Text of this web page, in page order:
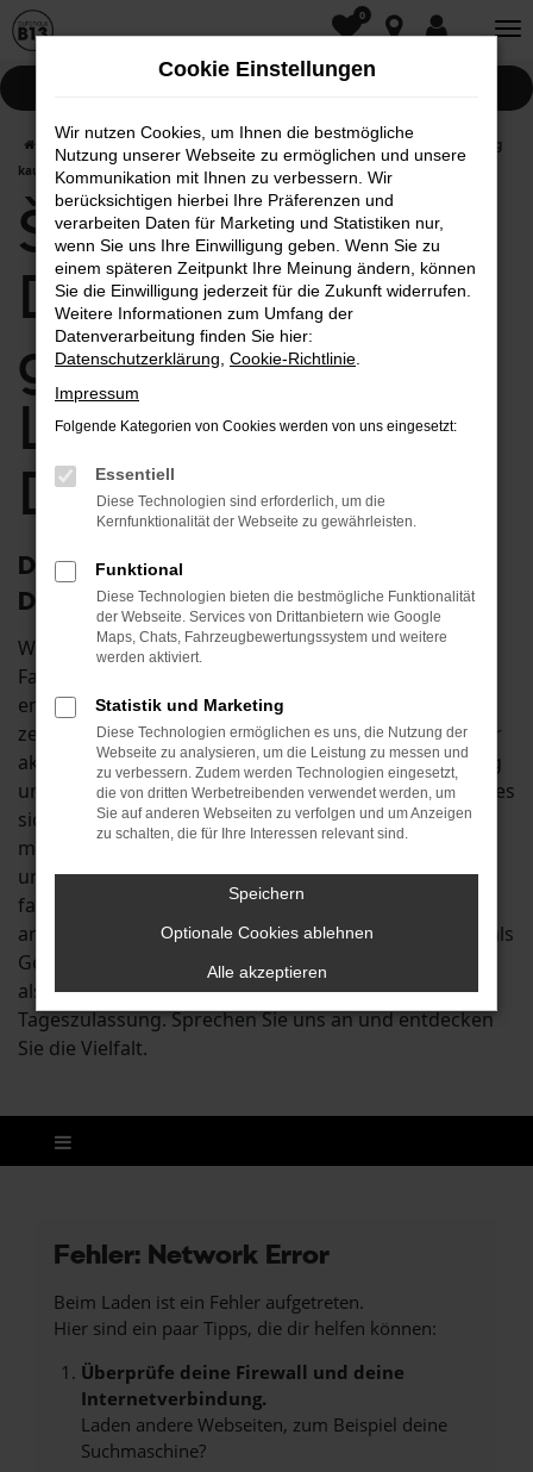
Zum
0
Škoda Rapid in Donauwörth günstig
kaufen | Lieferservice nach Donauwörth
Škoda Rapid in
Donauwörth
günstig kaufen |
Lieferservice nach
Donauwörth
Der Škoda Rapid: wie geschaffen für
Donauwörth
Wenn Sie auf der Suche nach einem passenden
Fahrzeug für Fahrten in und um Donauwörth sind,
empfehlen wir Ihnen den Škoda Rapid. Das Modell
zeichnet sich sowohl in der vorherigen als auch in der
aktuellen Generation durch seine solide Verarbeitung
und die herausragende Qualität aus. Zudem handelt es
sich um ein Fahrzeug für echte Individualisten, denn
mit kaum einem anderen Auto lässt sich in so vielen
unterschiedlichen Ausstattungen durch Donauwörth
fahren wie mit dem Škoda Rapid. In Ihrem Autohaus
an der B13 erhalten Sie diesen Traumwagen sowohl als
Gebraucht- und Jahreswagen zu Top-Preisen als auch
als günstigen Neuwagen oder als clevere
Tageszulassung. Sprechen Sie uns an und entdecken
Sie die Vielfalt.
Fehler: Network Error
Beim Laden ist ein Fehler aufgetreten.
Hier sind ein paar Tipps, die dir helfen können:
Überprüfe deine Firewall und deine
Internetverbindung.
Laden andere Webseiten, zum Beispiel deine
Suchmaschine?
Cookie Einstellungen
Wir nutzen Cookies, um Ihnen die bestmögliche
Nutzung unserer Webseite zu ermöglichen und unsere
Kommunikation mit Ihnen zu verbessern. Wir
berücksichtigen hierbei Ihre Präferenzen und
verarbeiten Daten für Marketing und Statistiken nur,
wenn Sie uns Ihre Einwilligung geben. Wenn Sie zu
einem späteren Zeitpunkt Ihre Meinung ändern, können
Sie die Einwilligung jederzeit für die Zukunft widerrufen.
Weitere Informationen zum Umfang der
Datenverarbeitung finden Sie hier:
Datenschutzerklärung Cookie-Richtlinie
Impressum
Folgende Kategorien von Cookies werden von uns eingesetzt:
Essentiell
Diese Technologien sind erforderlich, um die
Kernfunktionalität der Webseite zu gewährleisten.
Funktional
Diese Technologien bieten die bestmögliche Funktionalität
der Webseite. Services von Drittanbietern wie Google
Maps, Chats, Fahrzeugbewertungssystem und weitere
werden aktiviert.
Statistik und Marketing
Diese Technologien ermöglichen es uns, die Nutzung der
Webseite zu analysieren, um die Leistung zu messen und
zu verbessern. Zudem werden Technologien eingesetzt,
die von dritten Werbetreibenden verwendet werden, um
Sie auf anderen Webseiten zu verfolgen und um Anzeigen
zu schalten, die für Ihre Interessen relevant sind.
Speichern
Optionale Cookies ablehnen
Alle akzeptieren